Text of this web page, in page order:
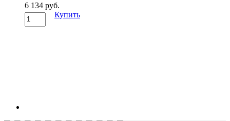
6 134 руб.
Купить